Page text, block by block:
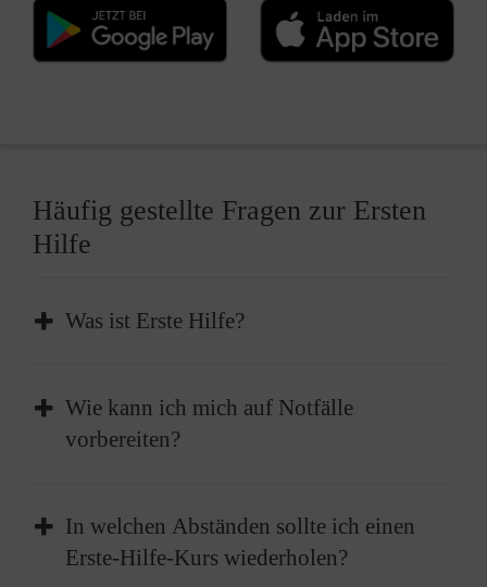
Häufig gestellte Fragen zur Ersten
Hilfe
Was ist Erste Hilfe?
Erste Hilfe ist die sofortige und
vorübergehende Hilfe, die bei plötzlichen
erhalten oder bis professionelle medizinische
Hilfe eintrifft.
Wie kann ich mich auf Notfälle
vorbereiten?
Absolvieren Sie einen Erste-Hilfe-Kurs und
frischen diesen im besten Fall alle zwei Jahre
In welchen Abständen sollte ich einen
Erste-Hilfe-Kurs wiederholen?